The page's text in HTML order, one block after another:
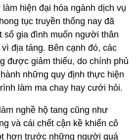
hiện đại hóa ngành dịch vụ
tục truyền thống nay đã
số gia đình muốn người thân
địa táng. Bên cạnh đó, các
được giảm thiếu, do chính phủ
những quy định thực hiện
làm ma chay hay cưới hỏi.
nghề hộ tang cũng như
và cái chết cận kề khiến cô
hơn trước những người quá